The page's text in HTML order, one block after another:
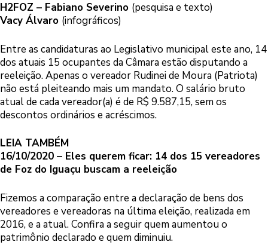
H2FOZ – Fabiano Severino (pesquisa e texto)
Vacy Álvaro (infográficos)
Entre as candidaturas ao Legislativo municipal este ano, 14
dos atuais 15 ocupantes da Câmara estão disputando a
reeleição. Apenas o vereador Rudinei de Moura (Patriota)
não está pleiteando mais um mandato. O salário bruto
atual de cada vereador(a) é de R$ 9.587,15, sem os
descontos ordinários e acréscimos.
LEIA TAMBÉM
16/10/2020 – Eles querem ficar: 14 dos 15 vereadores
de Foz do Iguaçu buscam a reeleição
Fizemos a comparação entre a declaração de bens dos
vereadores e vereadoras na última eleição, realizada em
2016, e a atual. Confira a seguir quem aumentou o
patrimônio declarado e quem diminuiu.